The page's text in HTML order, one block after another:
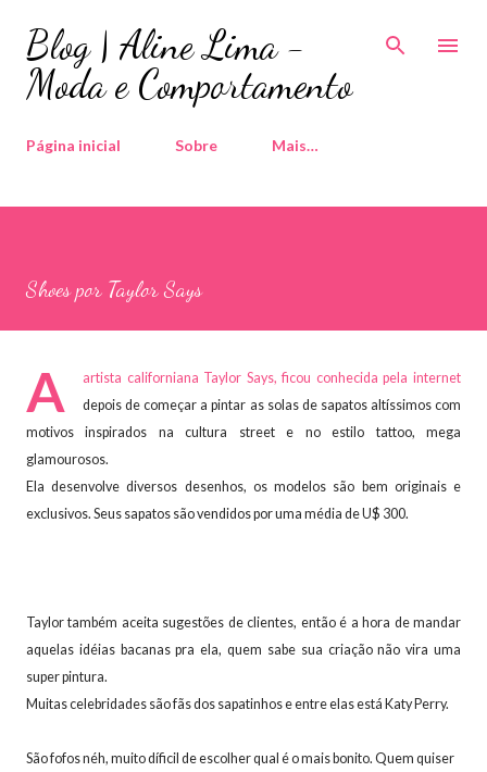
Pular para o conteúdo principal
Blog | Aline Lima -
Moda e Comportamento
Página inicial Sobre Mais…
Shoes por Taylor Says
A
artista californiana Taylor Says, ficou conhecida pela internet
depois de começar a pintar as solas de sapatos altíssimos com
motivos inspirados na cultura street e no estilo tattoo, mega
glamourosos.
Ela desenvolve diversos desenhos, os modelos são bem originais e
exclusivos. Seus sapatos são vendidos por uma média de U$ 300.
Taylor também aceita sugestões de clientes, então é a hora de mandar
aquelas idéias bacanas pra ela, quem sabe sua criação não vira uma
super pintura.
Muitas celebridades são fãs dos sapatinhos e entre elas está Katy Perry.
São fofos néh, muito díficil de escolher qual é o mais bonito. Quem quiser